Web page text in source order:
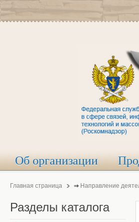
Об организации
Главная страница ⇒ Направление
Разделы каталога